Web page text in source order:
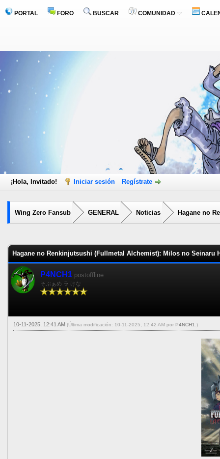
PORTAL FORO BUSCAR COMUNIDAD
¡Hola, Invitado! Iniciar sesión Regístrate
Wing Zero Fansub GENERAL Noticias Hagane no
Hagane no Renkinjutsushi (Fullmetal Alchemist): Milos no Seinaru
P4NCH1 postoffline
そぶぁめ ラ けな
10-11-2025, 12:41 AM (Última modificación: 10-11-2025, 12:42 AM por P4NCH1 .)